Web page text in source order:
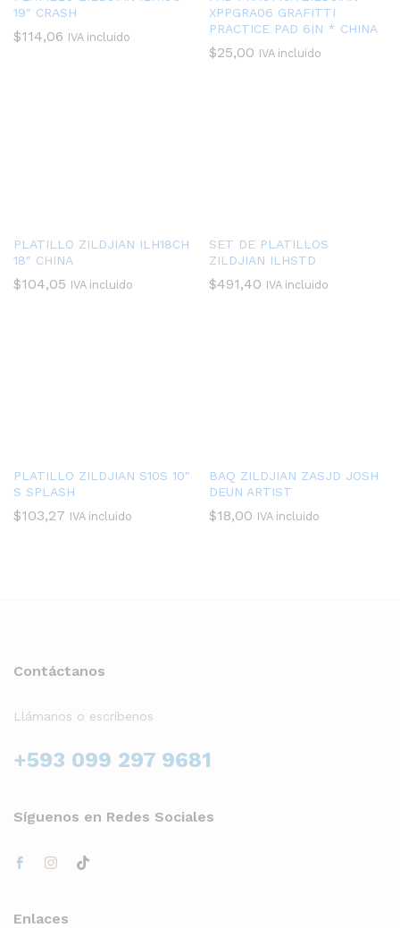
19″ CRASH
$114,06 IVA incluido
XPPGRA06 GRAFITTI
PRACTICE PAD 6IN * CHINA
$25,00 IVA incluido
PLATILLO ZILDJIAN ILH18CH
18″ CHINA
$104,05 IVA incluido
SET DE PLATILLOS
ZILDJIAN ILHSTD
$491,40 IVA incluido
PLATILLO ZILDJIAN S10S 10″
S SPLASH
$103,27 IVA incluido
BAQ ZILDJIAN ZASJD JOSH
DEUN ARTIST
$18,00 IVA incluido
Contáctanos
Llámanos o escríbenos
+593 099 297 9681
Síguenos en Redes Sociales
Enlaces